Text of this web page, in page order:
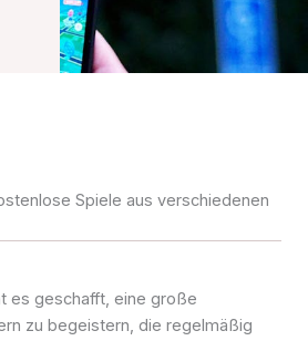
Spiele aus verschiedenen
es geschafft, eine große
zu begeistern, die regelmäßig